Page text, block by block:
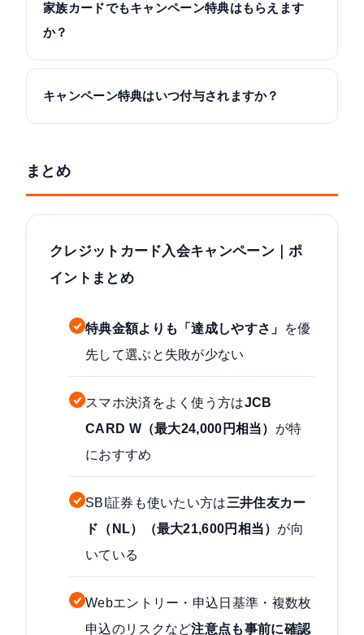
家族カードでもキャンペーン特典はもらえます
か？
キャンペーン特典はいつ付与されますか？
まとめ
クレジットカード入会キャンペーン｜ポ
イントまとめ
特典金額よりも「達成しやすさ」
を優
先して選ぶと失敗が少ない
スマホ決済をよく使う方はJCB
CARD W（最大24,000円相当） が特
におすすめ
SBI証券も使いたい方は三井住友カー
ド（NL）（最大21,600円相当） が向
いている
Webエントリー・申込日基準・複数枚
申込のリスクなど注意点も事前に確認